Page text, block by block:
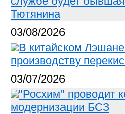
Тютянина
03/08/2026
В китайском
производству
03/07/2026
"Росхим" проводит
модернизации БСЗ